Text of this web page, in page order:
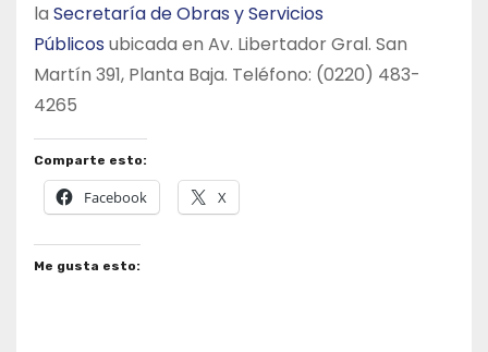
la Secretaría de Obras y Servicios
Públicos ubicada en Av. Libertador Gral. San
Martín 391, Planta Baja. Teléfono: (0220) 483-
4265
Comparte esto:
Facebook X
Me gusta esto: